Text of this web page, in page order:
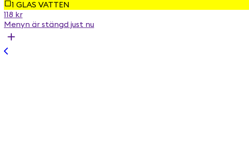
1 GLAS VATTEN
118 kr
Menyn är stängd just nu